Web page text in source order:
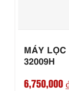
MÁY LỌC
32009H
6,750,000